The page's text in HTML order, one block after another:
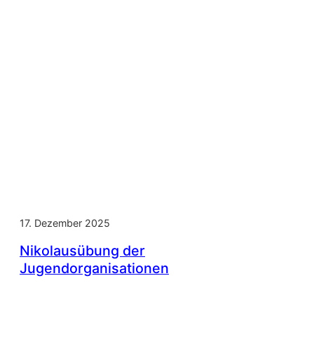
17. Dezember 2025
Nikolausübung der
Jugendorganisationen